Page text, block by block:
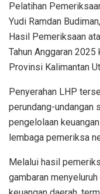
Pelatihan
Yudi Ramdan
Hasil Pemeriksaan
Tahun Anggaran
Provinsi Kalimantan
Penyerahan LHP
perundang-undangan
pengelolaan
lembaga pemeriksa
Melalui hasil
gambaran